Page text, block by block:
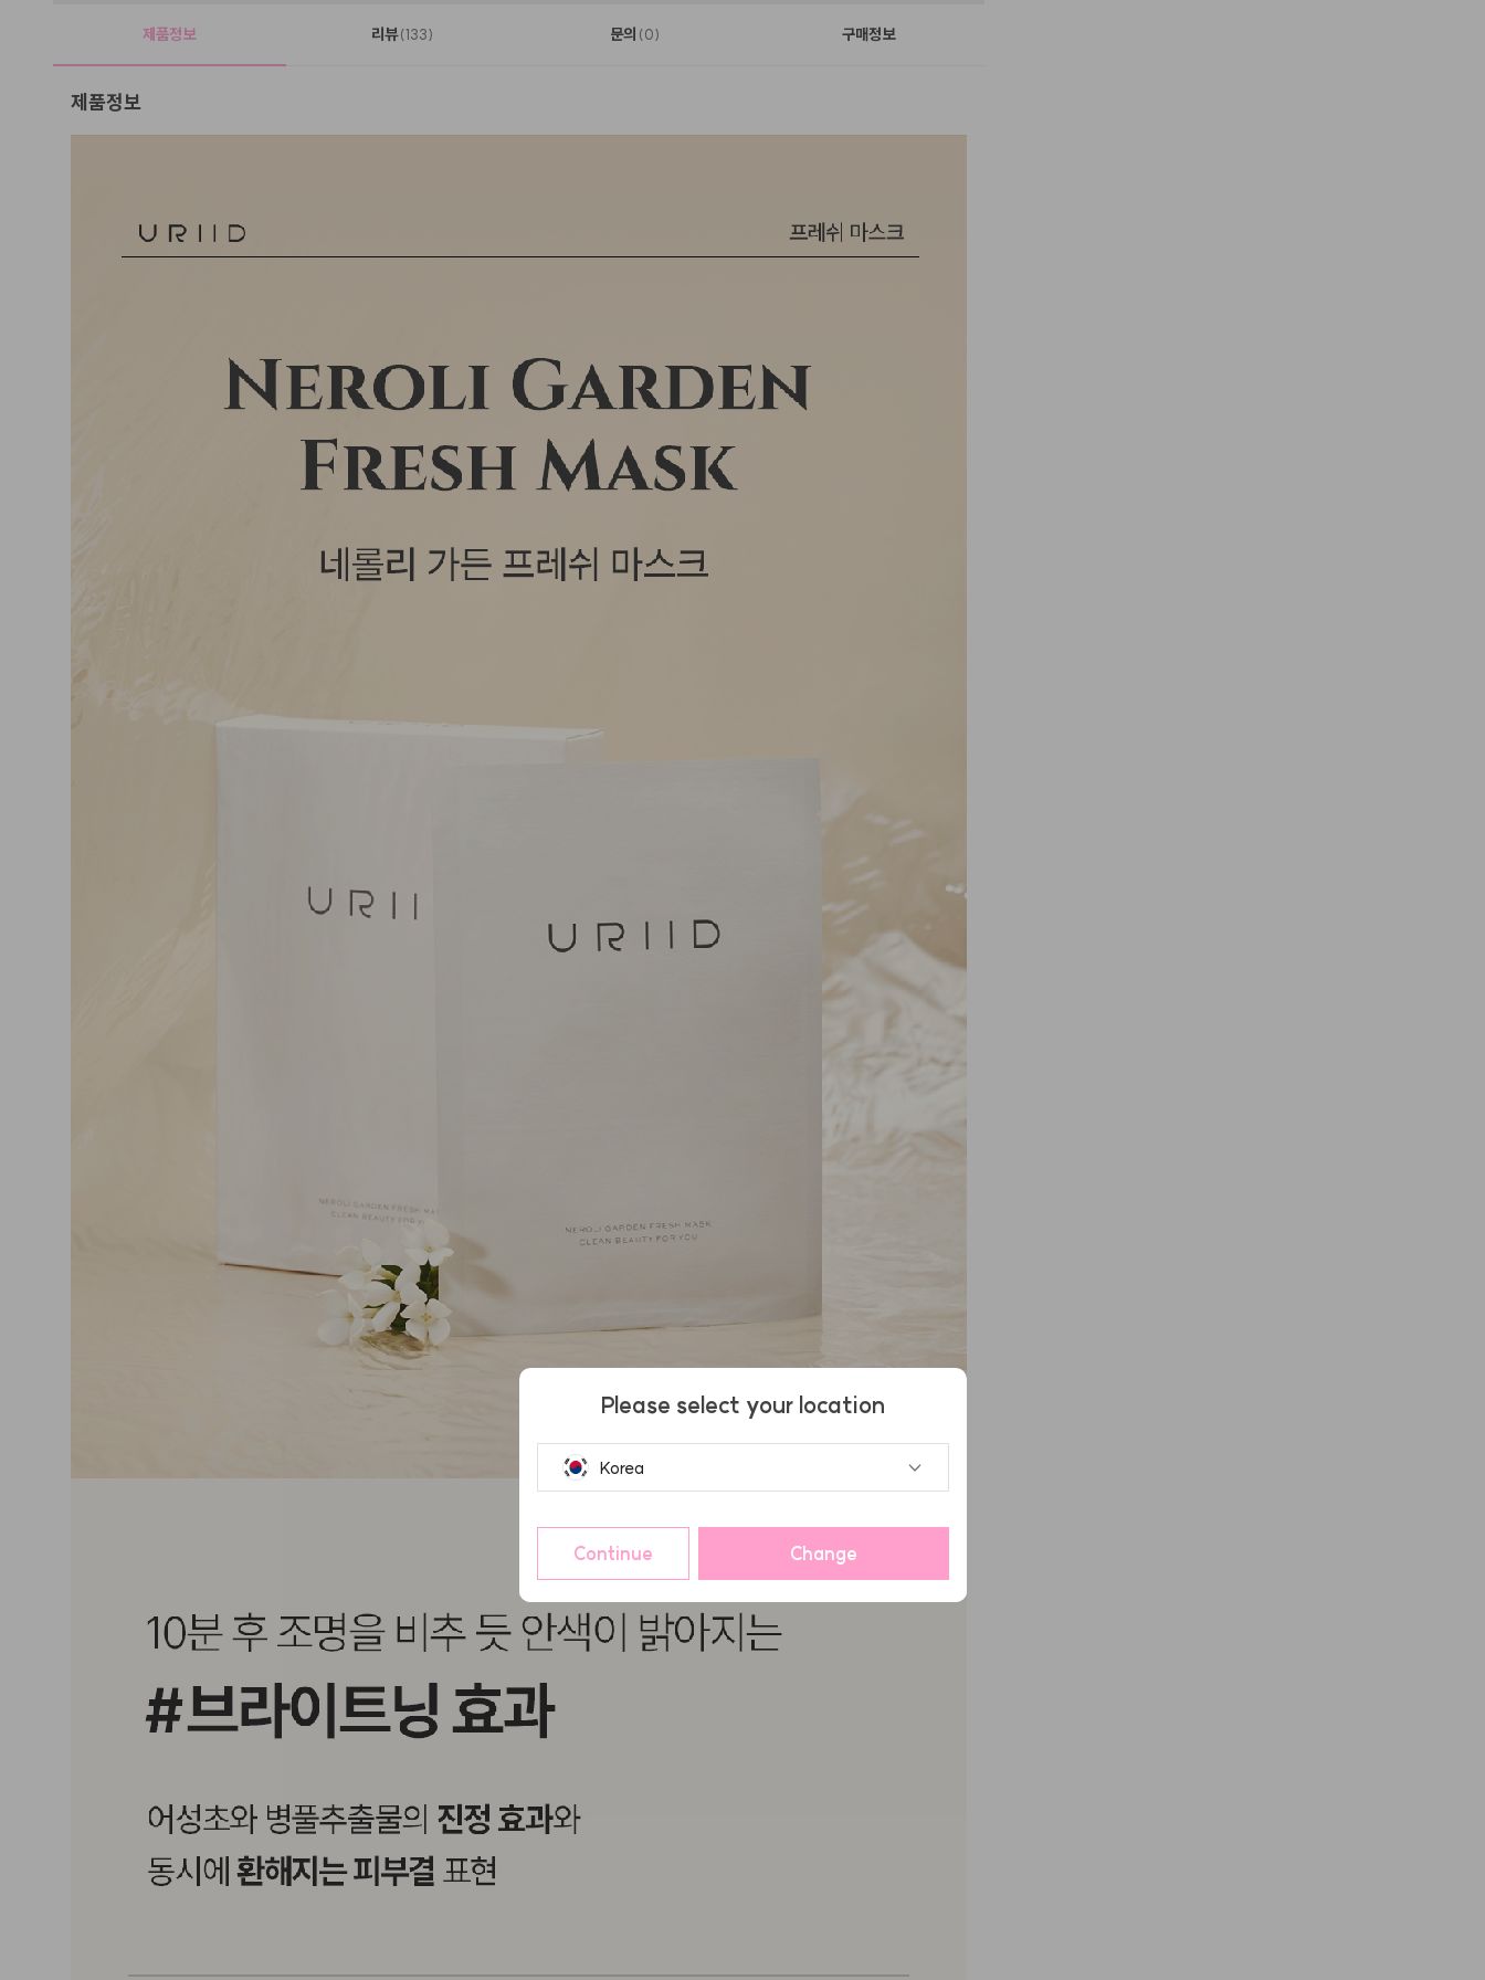
제품정보 리뷰(133) 문의 (0) 구매정보
제품정보
Please select your location
Korea
Continue Change